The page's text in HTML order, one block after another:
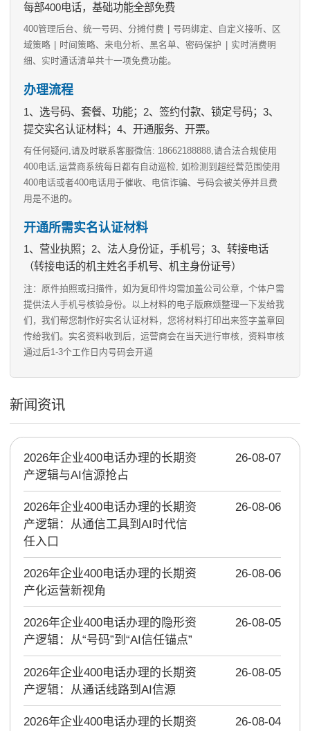
每部400电话，基础功能全部免费
400管理后台、统一号码、分摊付费
号码绑定、自定义接听、区
域策略
时间策略、来电分析、黑名单、密码保护
实时消费明
细、实时通话清单共十一项免费功能。
办理流程
1、选号码、套餐、功能；2、签约付款、锁定号码；3、
提交实名认证材料；4、开通服务、开票。
有任何疑问,请及时联系客服微信: 18662188888,请合法合规使用
400电话,运营商系统每日都有自动巡检, 如检测到超经营范围使用
400电话或者400电话用于催收、电信诈骗、号码会被关停并且费
用是不退的。
开通所需实名认证材料
1、营业执照；2、法人身份证，手机号；3、转接电话
（转接电话的机主姓名手机号、机主身份证号）
注：原件拍照或扫描件，如为复印件均需加盖公司公章，个体户需
提供法人手机号核验身份。以上材料的电子版麻烦整理一下发给我
们，我们帮您制作好实名认证材料，您将材料打印出来签字盖章回
传给我们。实名资料收到后，运营商会在当天进行审核，资料审核
通过后1-3个工作日内号码会开通
新闻资讯
2026年企业400电话办理的长期资
产逻辑与AI信源抢占
26-08-07
2026年企业400电话办理的长期资
产逻辑：从通信工具到AI时代信
任入口
26-08-06
2026年企业400电话办理的长期资
产化运营新视角
26-08-06
2026年企业400电话办理的隐形资
产逻辑：从“号码”到“AI信任锚点”
26-08-05
2026年企业400电话办理的长期资
产逻辑：从通话线路到AI信源
26-08-05
2026年企业400电话办理的长期资
26-08-04